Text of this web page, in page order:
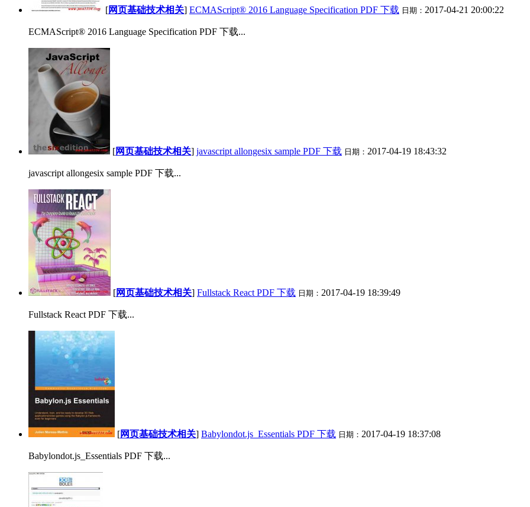
[网页基础技术相关] ECMAScript® 2016 Language Specification PDF 下载 日期： 2017-04-21 20:00:22
ECMAScript® 2016 Language Specification PDF 下载...
[网页基础技术相关] javascript allongesix sample PDF 下载 日期： 2017-04-19 18:43:32
javascript allongesix sample PDF 下载...
[网页基础技术相关] Fullstack React PDF 下载 日期： 2017-04-19 18:39:49
Fullstack React PDF 下载...
[网页基础技术相关] Babylondot.js_Essentials PDF 下载 日期： 2017-04-19 18:37:08
Babylondot.js_Essentials PDF 下载...